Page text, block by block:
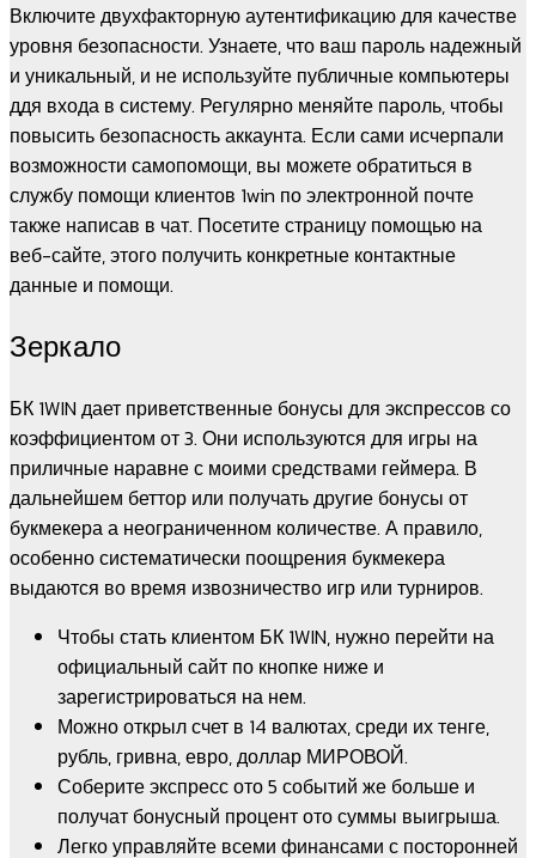
Включите двухфакторную аутентификацию для качестве
уровня безопасности. Узнаете, что ваш пароль надежный
и уникальный, и не используйте публичные компьютеры
ддя входа в систему. Регулярно меняйте пароль, чтобы
повысить безопасность аккаунта. Если сами исчерпали
возможности самопомощи, вы можете обратиться в
службу помощи клиентов 1win по электронной почте
также написав в чат. Посетите страницу помощью на
веб-сайте, этого получить конкретные контактные
данные и помощи.
Зеркало
БК 1WIN дает приветственные бонусы для экспрессов со
коэффициентом от 3. Они используются для игры на
приличные наравне с моими средствами геймера. В
дальнейшем беттор или получать другие бонусы от
букмекера а неограниченном количестве. А правило,
особенно систематически поощрения букмекера
выдаются во время извозничество игр или турниров.
Чтобы стать клиентом БК 1WIN, нужно перейти на
официальный сайт по кнопке ниже и
зарегистрироваться на нем.
Можно открыл счет в 14 валютах, среди их тенге,
рубль, гривна, евро, доллар МИРОВОЙ.
Соберите экспресс ото 5 событий же больше и
получат бонусный процент ото суммы выигрыша.
Легко управляйте всеми финансами с посторонней